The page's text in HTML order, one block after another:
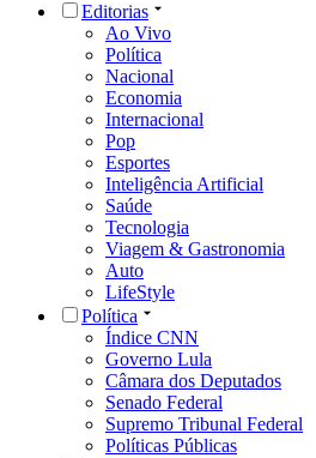
Editorias
Ao Vivo
Política
Nacional
Economia
Internacional
Pop
Esportes
Inteligência Artificial
Saúde
Tecnologia
Viagem & Gastronomia
Auto
LifeStyle
Política
Índice CNN
Governo Lula
Câmara dos Deputados
Senado Federal
Supremo Tribunal Federal
Políticas Públicas